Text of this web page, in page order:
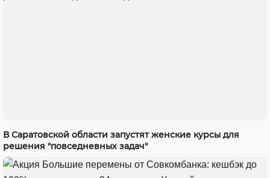
В Саратовской области запустят женские курсы для
решения "повседневных задач"